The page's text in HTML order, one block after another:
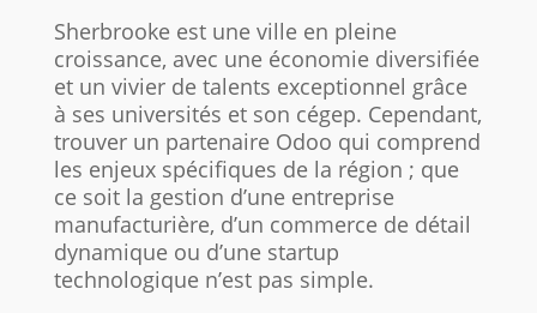
Sherbrooke est une ville en pleine
croissance, avec une économie diversifiée
et un vivier de talents exceptionnel grâce
à ses universités et son cégep. Cependant,
trouver un partenaire Odoo qui comprend
les enjeux spécifiques de la région ; que
ce soit la gestion d’une entreprise
manufacturière, d’un commerce de détail
dynamique ou d’une startup
technologique n’est pas simple.